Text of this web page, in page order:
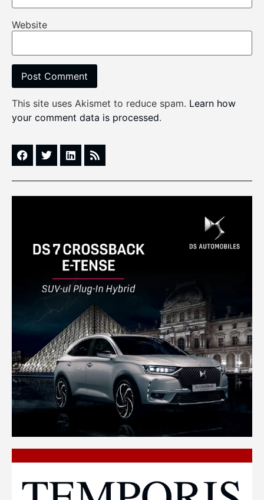
Website
This site uses Akismet to reduce spam. Learn how
your comment data is processed.